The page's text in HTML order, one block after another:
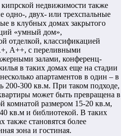
недвижимости также
одно-, двух- или трехспальные
в клубных домах закрытого
«умный дом»,
отделкой, классификацией
А++, с переливными
залами, конференц-
в таких домах еще на стадии
апартаментов в один – в
200-300 кв.м. При таком подходе,
может быть превращена в
комнатой размером 15-20 кв.м,
кв.м и библиотекой. В таких
также становятся более
зона и гостиная.